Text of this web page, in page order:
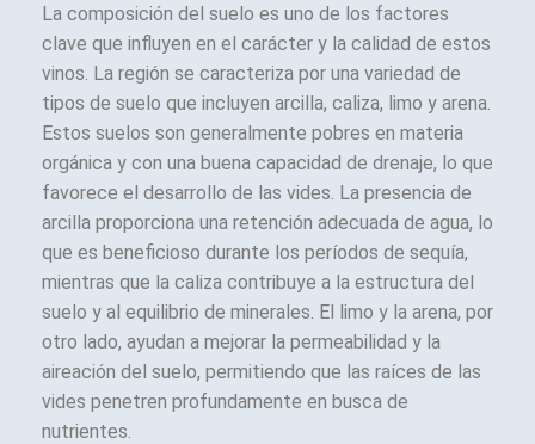
La composición del suelo es uno de los factores
clave que influyen en el carácter y la calidad de estos
vinos. La región se caracteriza por una variedad de
tipos de suelo que incluyen arcilla, caliza, limo y arena.
Estos suelos son generalmente pobres en materia
orgánica y con una buena capacidad de drenaje, lo que
favorece el desarrollo de las vides. La presencia de
arcilla proporciona una retención adecuada de agua, lo
que es beneficioso durante los períodos de sequía,
mientras que la caliza contribuye a la estructura del
suelo y al equilibrio de minerales. El limo y la arena, por
otro lado, ayudan a mejorar la permeabilidad y la
aireación del suelo, permitiendo que las raíces de las
vides penetren profundamente en busca de
nutrientes.